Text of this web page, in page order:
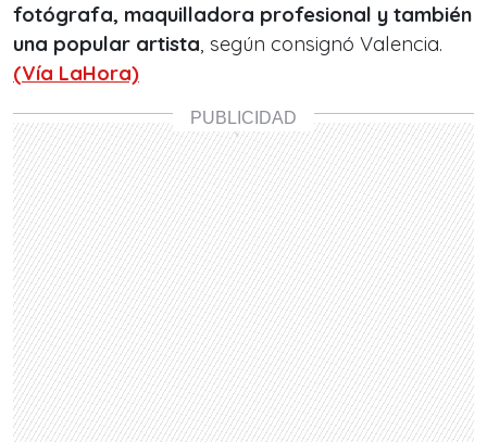
fotógrafa, maquilladora profesional y también
una popular artista, según consignó Valencia.
(Vía LaHora)